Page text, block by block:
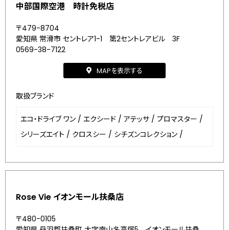
中部国際空港 時計免税店
〒479-8704
愛知県 常滑市 セントレア1-1 第2セントレアビル 3F
0569-38-7122
MAPを表示する
取扱ブランド
エコ・ドライブ ワン / エクシード / アテッサ / プロマスター /
シリーズエイト / クロスシー / シチズンコレクション /
Rose Vie イオンモール扶桑店
〒480-0105